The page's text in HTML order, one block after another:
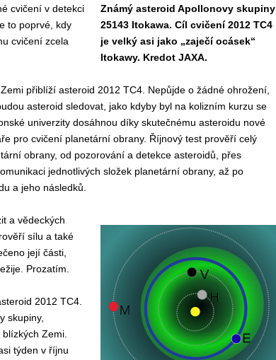
Známý asteroid Apollonovy skupiny
25143 Itokawa. Cíl cvičení 2012 TC4
je velký asi jako „zaječí ocásek“
Itokawy. Kredot JAXA.
cvičení v detekci
to poprvé, kdy
cvičení zcela
přiblíží asteroid 2012 TC4. Nepůjde o žádné ohrožení,
asteroid sledovat, jako kdyby byl na kolizním kurzu se
univerzity dosáhnou díky skutečnému asteroidu nové
pro cvičení planetární obrany. Říjnový test prověří celý
obrany, od pozorování a detekce asteroidů, přes
jednotlivých složek planetární obrany, až po
a jeho následků.
a vědeckých
sílu a také
její části,
Prozatím.
2012 TC4.
skupiny,
Zemi.
týden v říjnu